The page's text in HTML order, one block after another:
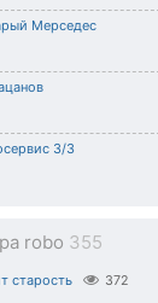
Мерседес
3/3
robo 355
старость 372